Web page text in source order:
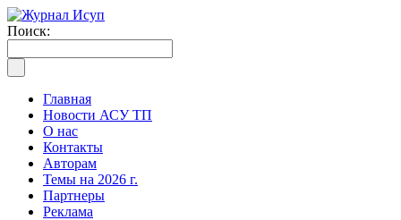
Поиск:
Главная
Новости АСУ ТП
О нас
Контакты
Авторам
Темы на 2026 г.
Партнеры
Реклама